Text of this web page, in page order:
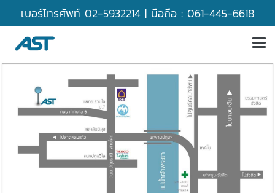
เบอร์โทรศัพท์ 02-5932214| มือถือ : 061-445-6618